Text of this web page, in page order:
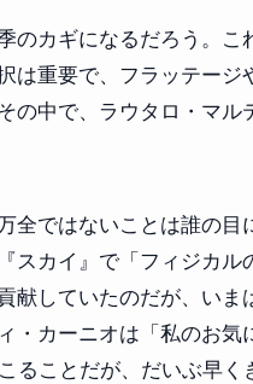
のカギになるだろう。こ
は重要で、フラッテージ
の中で、ラウタロ・マル
全ではないことは誰の目
スカイ』で「フィジカル
献していたのだが、いま
・カーニオは「私のお気
ることだが、だいぶ早く